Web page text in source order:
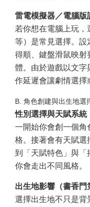
雷電模擬器／電腦版
若你想在電腦上玩
等）是常見選擇。設
得順、鍵盤滑鼠映射
體。由於遊戲以文字
作延遲會讓劇情選擇
B. 角色創建與出生地選
性別選擇與天賦系統
一開始你會創一個角
格。接著會有天賦選
到「天賦特色」與「
你會走出不同風格。
出生地影響（書香門
選擇出生地不只是背